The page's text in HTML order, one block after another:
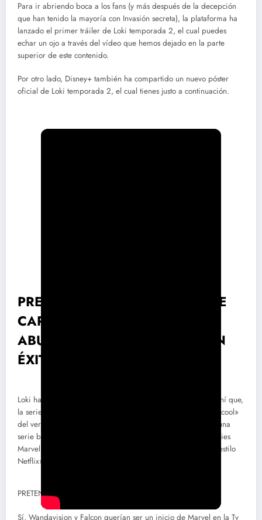
Para ir abriendo boca a los fans (y más después de la decepción
que han tenido la mayoría con Invasión secreta), la plataforma ha
lanzado el primer tráiler de Loki temporada 2, el cual puedes
echar un ojo a través del vídeo que hemos dejado en la parte
superior de este contenido.
Por otro lado, Disney+ también ha compartido un nuevo póster
oficial de Loki temporada 2, el cual tienes justo a continuación.
PRETENCIOSA, PREDECIBLE, DE
CARTÓN PIEDRA, FÁCIL,
ABURRIDA, TONTA y aún así, UN
ÉXITO ENTRE LAS MASAS
Loki ha sido la perla Disney Marvel que promocionar y de ahí que,
la serie del hermano de Thor se haya convertido en lo más «cool»
del verano y del catálogo de Disney + ¿La verdad? Loki es una
serie banal y hasta podríamos decir que la peor de las 3 series
Marvel emitidas por mucho que la plaga de espectadores «estilo
Netflix» la aplaudan por todos lados.
PRETENCIOSA
Sí, Wandavision y Falcon querían ser un inicio de Marvel en la Tv